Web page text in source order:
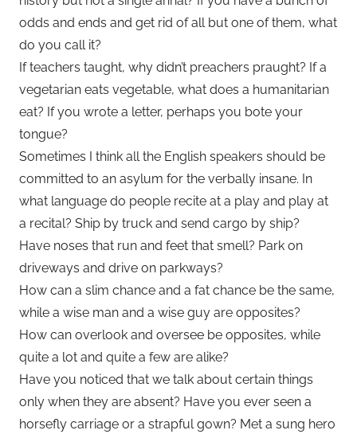
odds and ends and get rid of all but one of them, what
do you call it?
If teachers taught, why didn’t preachers praught? If a
vegetarian eats vegetable, what does a humanitarian
eat? If you wrote a letter, perhaps you bote your
tongue?
Sometimes I think all the English speakers should be
committed to an asylum for the verbally insane. In
what language do people recite at a play and play at
a recital? Ship by truck and send cargo by ship?
Have noses that run and feet that smell? Park on
driveways and drive on parkways?
How can a slim chance and a fat chance be the same,
while a wise man and a wise guy are opposites?
How can overlook and oversee be opposites, while
quite a lot and quite a few are alike?
Have you noticed that we talk about certain things
only when they are absent? Have you ever seen a
horsefly carriage or a strapful gown? Met a sung hero